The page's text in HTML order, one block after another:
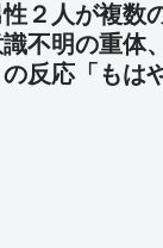
２人が複数
不明の重体
反応「もは